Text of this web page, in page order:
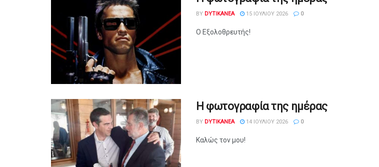
BY DYTIKANEA 15 ΙΟΥΛΊΟΥ 2026 0
O Εξολοθρευτής!
Η φωτογραφία της ημέρας
BY DYTIKANEA 14 ΙΟΥΛΊΟΥ 2026 0
Καλώς τον μου!